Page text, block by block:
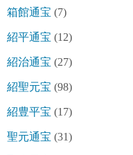
箱館通宝 (7)
紹平通宝 (12)
紹治通宝 (27)
紹聖元宝 (98)
紹豊平宝 (17)
聖元通宝 (31)